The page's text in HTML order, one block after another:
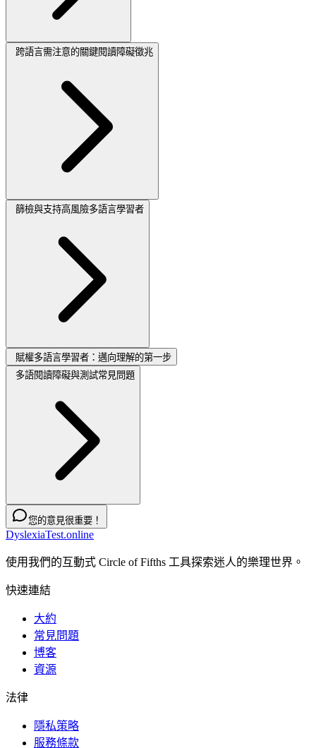
跨語言需注意的關鍵閱讀障礙徵兆
篩檢與支持高風險多語言學習者
賦權多語言學習者：邁向理解的第一步
多語閱讀障礙與測試常見問題
您的意見很重要！
DyslexiaTest.online
使用我們的互動式 Circle of Fifths 工具探索迷人的樂理世界。
快速連結
大約
常見問題
博客
資源
法律
隱私策略
服務條款